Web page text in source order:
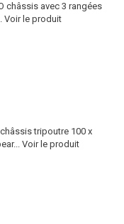
châssis avec 3 rangées
Voir le produit
tripoutre 100 x
Voir le produit